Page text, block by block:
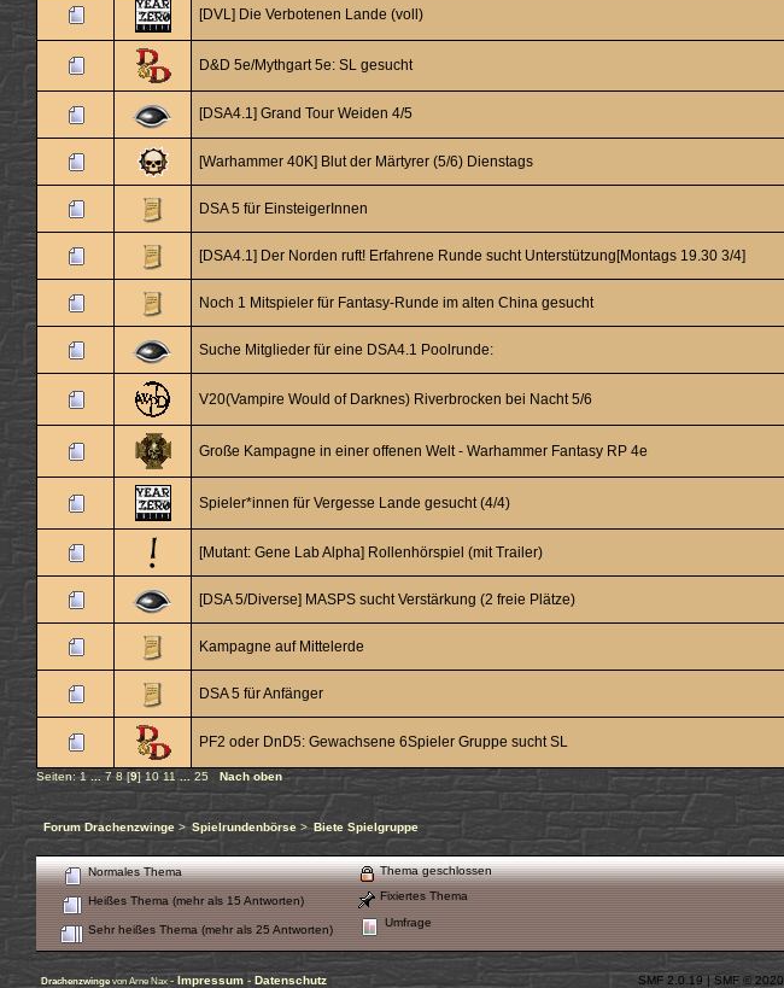
[DVL] Die Verbotenen Lande (voll)
D&D 5e/Mythgart 5e: SL gesucht
[DSA4.1] Grand Tour Weiden 4/5
[Warhammer 40K] Blut der Märtyrer (5/6) Dienstags
DSA 5 für EinsteigerInnen
[DSA4.1] Der Norden ruft! Erfahrene Runde sucht Unterstützung[Montags 19.30 3/4]
Noch 1 Mitspieler für Fantasy-Runde im alten China gesucht
Suche Mitglieder für eine DSA4.1 Poolrunde:
V20(Vampire Would of Darknes) Riverbrocken bei Nacht 5/6
Große Kampagne in einer offenen Welt - Warhammer Fantasy RP 4e
Spieler*innen für Vergesse Lande gesucht (4/4)
[Mutant: Gene Lab Alpha] Rollenhörspiel (mit Trailer)
[DSA 5/Diverse] MASPS sucht Verstärkung (2 freie Plätze)
Kampagne auf Mittelerde
DSA 5 für Anfänger
PF2 oder DnD5: Gewachsene 6Spieler Gruppe sucht SL
Seiten:1 ...7 8[9] 10 11 25 Nach oben
Forum Drachenzwinge > Spielrundenbörse> Biete Spielgruppe
Normales Thema
Heißes Thema (mehr als 15 Antworten)
Sehr heißes Thema (mehr als 25 Antworten)
Thema geschlossen
Fixiertes Thema
Umfrage
Drachenzwingevon Arne Nax - Impressum - Datenschutz SMF 2.0.19 | SMF © 2020